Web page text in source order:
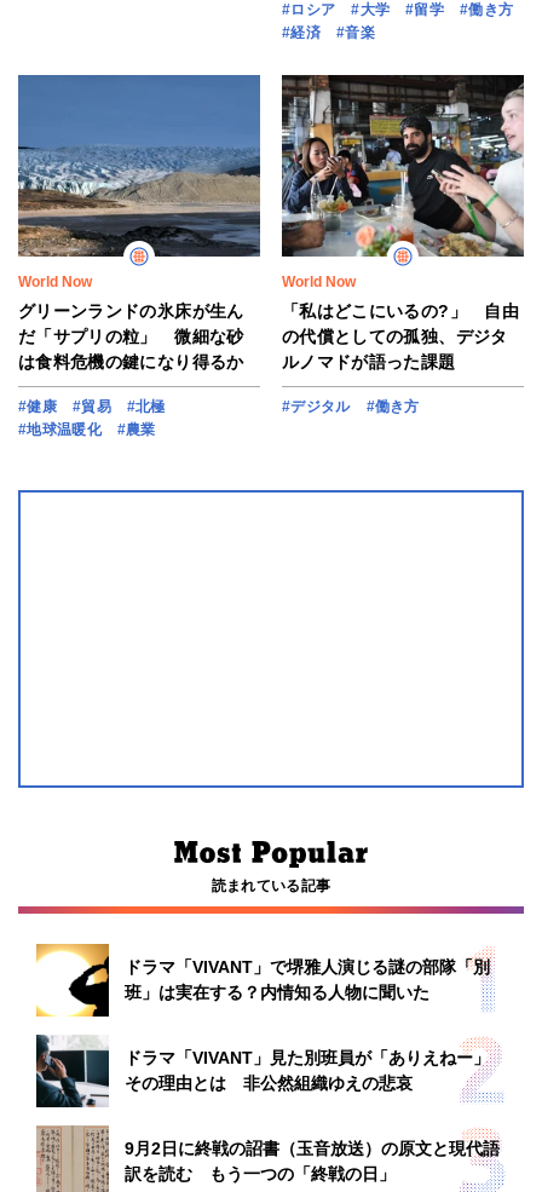
#ロシア #大学 #留学
#働き方
#経済
#音楽
World Now
グリーンランドの氷床が生ん
だ「サプリの粒」 微細な砂
は食料危機の鍵になり得るか
#健康 #貿易
#北極
#地球温暖化
#農業
World Now
「私はどこにいるの?」 自由
の代償としての孤独、デジタ
ルノマドが語った課題
#デジタル #働き方
読まれている記事
ドラマ「VIVANT」で堺雅人演じる謎の部隊「別
班」は実在する？内情知る人物に聞いた
ドラマ「VIVANT」見た別班員が「ありえねー」
その理由とは 非公然組織ゆえの悲哀
9月2日に終戦の詔書（玉音放送）の原文と現代語
訳を読む もう一つの「終戦の日」